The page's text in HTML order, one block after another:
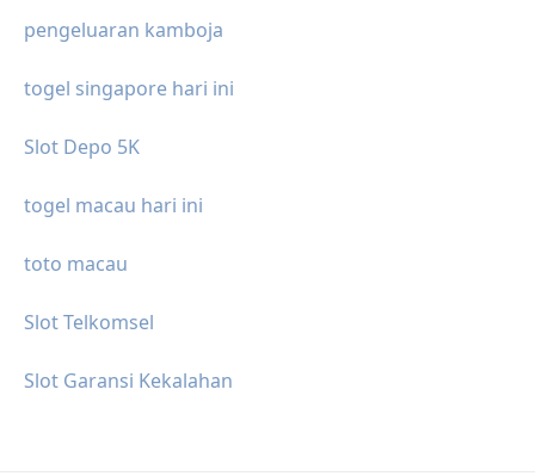
pengeluaran kamboja
togel singapore hari ini
Slot Depo 5K
togel macau hari ini
toto macau
Slot Telkomsel
Slot Garansi Kekalahan